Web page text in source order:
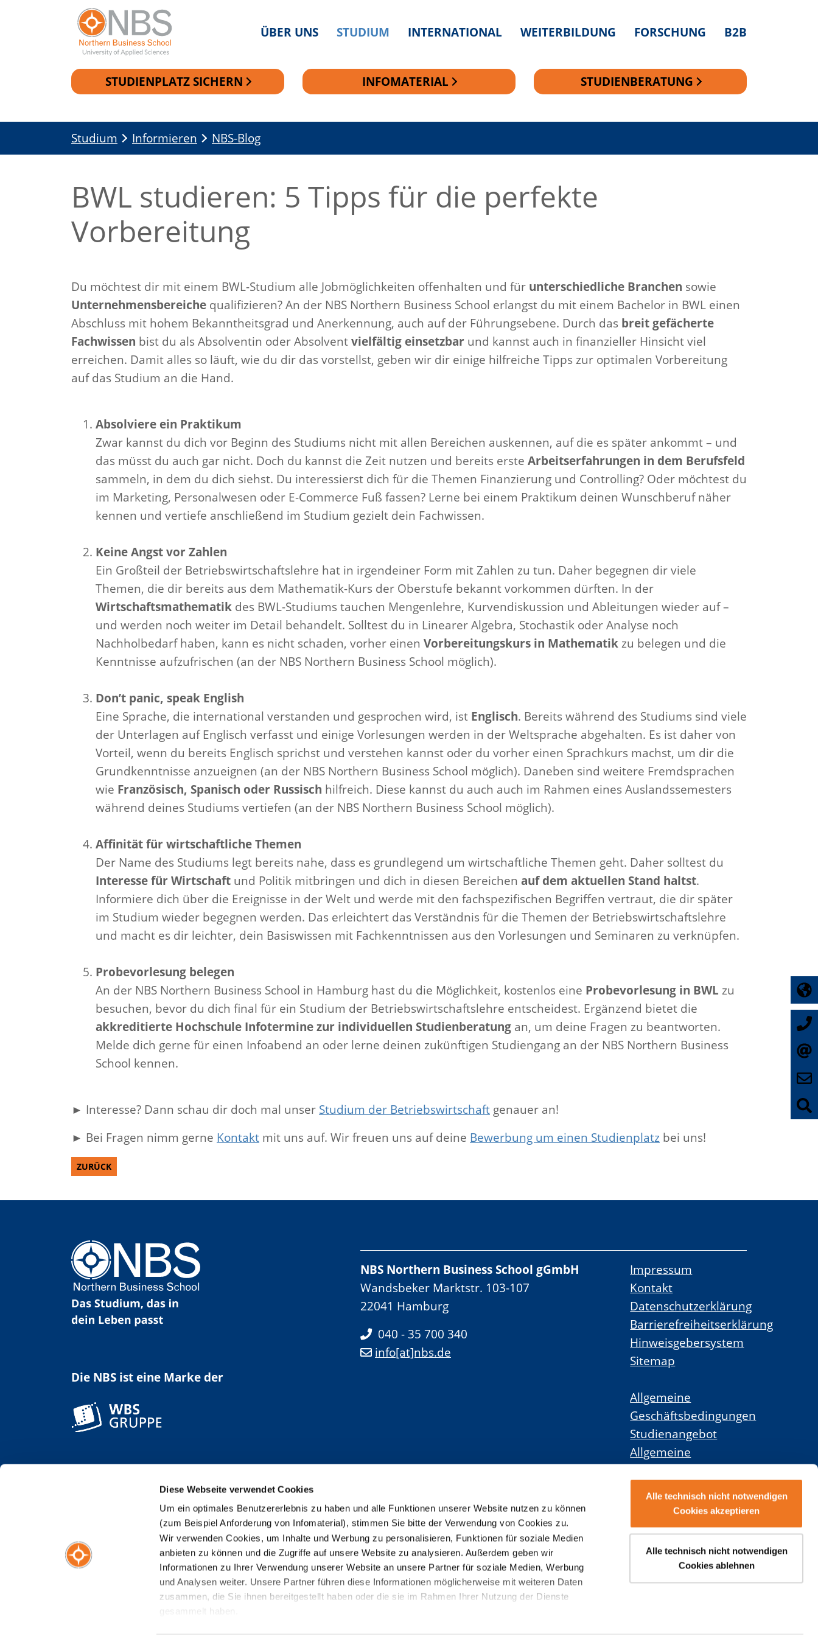
Diese Webseite verwendet Cookies
Um ein optimales Benutzererlebnis zu haben und alle Funktionen unserer Website nutzen zu können
(zum Beispiel Anforderung von Infomaterial), stimmen Sie bitte der Verwendung von Cookies zu.
Wir verwenden Cookies, um Inhalte und Werbung zu personalisieren, Funktionen für soziale Medien
anbieten zu können und die Zugriffe auf unsere Website zu analysieren. Außerdem geben wir
Informationen zu Ihrer Verwendung unserer Website an unsere Partner für soziale Medien, Werbung
und Analysen weiter. Unsere Partner führen diese Informationen möglicherweise mit weiteren Daten
zusammen, die Sie ihnen bereitgestellt haben oder die sie im Rahmen Ihrer Nutzung der Dienste
Alle technisch nicht notwendigen
Cookies akzeptieren
Alle technisch nicht notwendigen
Cookies ablehnen
Zur Navigation springen
Zum Inhalt springen
ÜBER UNS STUDIUM INTERNATIONAL WEITERBILDUNG FORSCHUNG B2B
STUDIENPLATZ SICHERN INFOMATERIAL STUDIENBERATUNG
Studium Informieren NBS-Blog
BWL studieren: 5 Tipps für die perfekte
Vorbereitung
Du möchtest dir mit einem BWL-Studium alle Jobmöglichkeiten offenhalten und für unterschiedliche Branchen sowie
Unternehmensbereiche qualifizieren? An der NBS Northern Business School erlangst du mit einem Bachelor in BWL einen
Abschluss mit hohem Bekanntheitsgrad und Anerkennung, auch auf der Führungsebene. Durch das breit gefächerte
Fachwissen bist du als Absolventin oder Absolventvielfältig einsetzbar und kannst auch in finanzieller Hinsicht viel
erreichen. Damit alles so läuft, wie du dir das vorstellst, geben wir dir einige hilfreiche Tipps zur optimalen Vorbereitung
auf das Studium an die Hand.
Absolviere ein Praktikum
Zwar kannst du dich vor Beginn des Studiums nicht mit allen Bereichen auskennen, auf die es später ankommt – und
das müsst du auch gar nicht. Doch du kannst die Zeit nutzen und bereits erste Arbeitserfahrungen in dem Berufsfeld
sammeln, in dem du dich siehst. Du interessierst dich für die Themen Finanzierung und Controlling? Oder möchtest du
im Marketing, Personalwesen oder E-Commerce Fuß fassen? Lerne bei einem Praktikum deinen Wunschberuf näher
kennen und vertiefe anschließend im Studium gezielt dein Fachwissen.
Keine Angst vor Zahlen
Ein Großteil der Betriebswirtschaftslehre hat in irgendeiner Form mit Zahlen zu tun. Daher begegnen dir viele
Themen, die dir bereits aus dem Mathematik-Kurs der Oberstufe bekannt vorkommen dürften. In der
Wirtschaftsmathematik des BWL-Studiums tauchen Mengenlehre, Kurvendiskussion und Ableitungen wieder auf –
und werden noch weiter im Detail behandelt. Solltest du in Linearer Algebra, Stochastik oder Analyse noch
Nachholbedarf haben, kann es nicht schaden, vorher einen Vorbereitungskurs in Mathematikzu belegen und die
Kenntnisse aufzufrischen (an der NBS Northern Business School möglich).
Don’t panic, speak English
Eine Sprache, die international verstanden und gesprochen wird, ist Englisch. Bereits während des Studiums sind viele
der Unterlagen auf Englisch verfasst und einige Vorlesungen werden in der Weltsprache abgehalten. Es ist daher von
Vorteil, wenn du bereits Englisch sprichst und verstehen kannst oder du vorher einen Sprachkurs machst, um dir die
Grundkenntnisse anzueignen (an der NBS Northern Business School möglich). Daneben sind weitere Fremdsprachen
wie Französisch, Spanisch oder Russisch hilfreich. Diese kannst du auch auch im Rahmen eines Auslandssemesters
während deines Studiums vertiefen (an der NBS Northern Business School möglich).
Affinität für wirtschaftliche Themen
Der Name des Studiums legt bereits nahe, dass es grundlegend um wirtschaftliche Themen geht. Daher solltest du
Interesse für Wirtschaft und Politik mitbringen und dich in diesen Bereichen auf dem aktuellen Stand haltst.
Informiere dich über die Ereignisse in der Welt und werde mit den fachspezifischen Begriffen vertraut, die dir später
im Studium wieder begegnen werden. Das erleichtert das Verständnis für die Themen der Betriebswirtschaftslehre
und macht es dir leichter, dein Basiswissen mit Fachkenntnissen aus den Vorlesungen und Seminaren zu verknüpfen.
Probevorlesung belegen
An der NBS Northern Business School in Hamburg hast du die Möglichkeit, kostenlos eine Probevorlesung in BWL zu
besuchen, bevor du dich final für ein Studium der Betriebswirtschaftslehre entscheidest. Ergänzend bietet die
akkreditierte Hochschule Infotermine zur individuellen Studienberatung an, um deine Fragen zu beantworten.
Melde dich gerne für einen Infoabend an oder lerne deinen zukünftigen Studiengang an der NBS Northern Business
School kennen.
► Interesse? Dann schau dir doch mal unser Studium der Betriebswirtschaft genauer an!
► Bei Fragen nimm gerne Kontakt mit uns auf. Wir freuen uns auf deine Bewerbung um einen Studienplatz bei uns!
ZURÜCK
Die NBS ist eine Marke der
NBS Northern Business School gGmbH
Wandsbeker Marktstr. 103-107
22041 Hamburg
040 - 35 700 340
info[at]nbs.de
Impressum
Kontakt
Datenschutzerklärung
Barrierefreiheitserklärung
Hinweisgebersystem
Sitemap
Allgemeine
Geschäftsbedingungen
Studienangebot
Allgemeine
Weiterbildungsangebot
Widerruf
Kündigung
Studienvertrag